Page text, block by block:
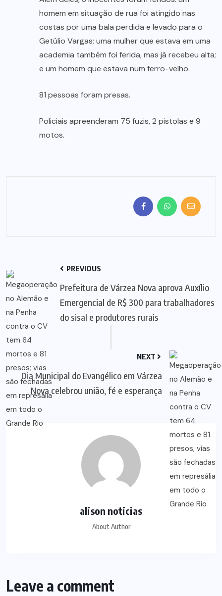
homem em situação de rua foi atingido nas
costas por uma bala perdida e levado para o
Getúlio Vargas; uma mulher que estava em uma
academia também foi ferida, mas já recebeu alta;
e um homem que estava num ferro-velho.
81 pessoas foram presas.
Policiais apreenderam 75 fuzis, 2 pistolas e 9
motos.
PREVIOUS
Prefeitura de Várzea Nova aprova Auxílio
Emergencial de R$ 300 para trabalhadores
do sisal e produtores rurais
NEXT
Dia Municipal do Evangélico em Várzea
Nova celebrou união, fé e esperança
alison noticias
About Author
Leave a comment